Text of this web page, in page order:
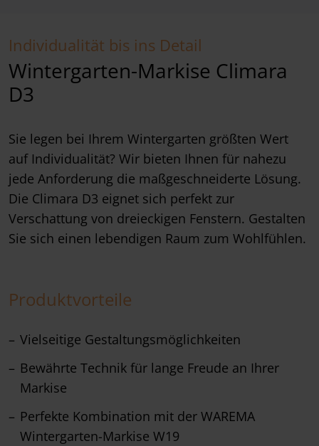
Individualität bis ins Detail
Wintergarten-Markise Climara
D3
Sie legen bei Ihrem Wintergarten größten Wert
auf Individualität? Wir bieten Ihnen für nahezu
jede Anforderung die maßgeschneiderte Lösung.
Die Climara D3 eignet sich perfekt zur
Verschattung von dreieckigen Fenstern. Gestalten
Sie sich einen lebendigen Raum zum Wohlfühlen.
Produktvorteile
Vielseitige Gestaltungsmöglichkeiten
Bewährte Technik für lange Freude an Ihrer
Markise
Perfekte Kombination mit der WAREMA
Wintergarten-Markise W19